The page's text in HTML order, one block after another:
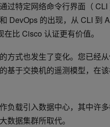
过特定网络命令行界面（
DevOps 的出现，从 CLI 到
比 Cisco 认证更有价值。
方式也发生了变化。您已经
基于交换机的遥测模型，在
负载引入数据中心，其中许
数据集群所取代。